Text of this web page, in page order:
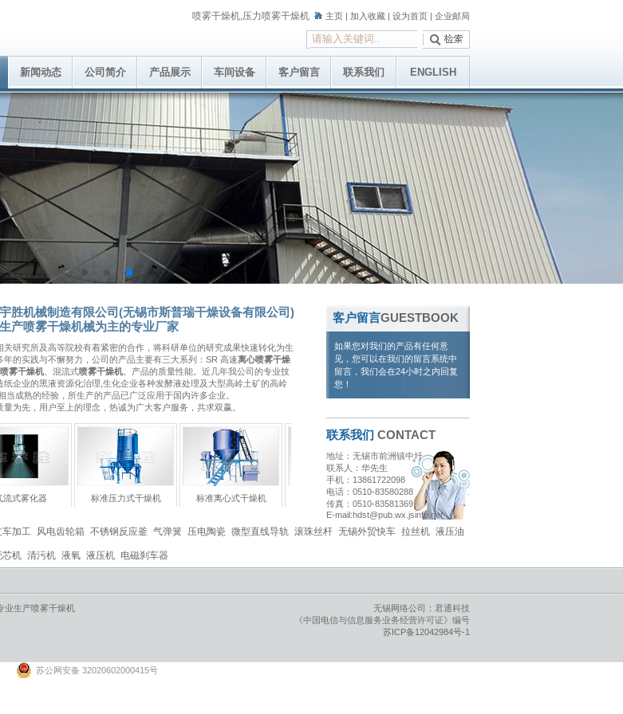
喷雾干燥机 压力喷雾干燥机 主页 | 加入收藏 | 设为首页 | 企业邮局
新闻动态 公司简介 产品展示 车间设备 客户留言 联系我们 ENGLISH
胜机械制造有限公司(无锡市斯普瑞干燥设备有限公司)
产喷雾干燥机械为主的专业厂家
关研究所及高等院校有着紧密的合作，将科研单位的研究成果快速转化为生
年的实践与不懈努力，公司的产品主要有三大系列：SR 高速离心喷雾干燥
雾干燥机 、混流式喷雾干燥机 。产品的质量性能。近几年我公司的专业技
纸企业的黑液资源化治理,生化企业各种发酵液处理及大型高岭土矿的高岭
当成熟的经验，所生产的产品已广泛应用于国内许多企业。
量为先，用户至上的理念，热诚为广大客户服务，共求双赢。
式雾化器 标准压力式干燥机 标准离心式干燥机 实验用喷雾干燥机 并流压力喷雾造粒干燥机
客户留言GUESTBOOK
如果您对我们的产品有任何意
见，您可以在我们的留言系统中
留言，我们会在24小时之内回复
您！
联系我们 CONTACT
地址：无锡市前洲镇中圩
联系人：华先生
手机：13861722098
电话：0510-83580288
传真：0510-83581369
E-mail:hdst@pub.wx.jsinfo.net
车加工 风电齿轮箱 不锈钢反应釜 气弹簧 压电陶瓷 微型直线导轨 滚珠丝杆 无锡外贸快车 拉丝机 液压油
芯机 清污机 液氧 液压机 电磁刹车器
业生产喷雾干燥机
无锡网络公司：君通科技
《中国电信与信息服务业务经营许可证》编号
苏ICP备12042984号-1
苏公网安备 32020602000415号